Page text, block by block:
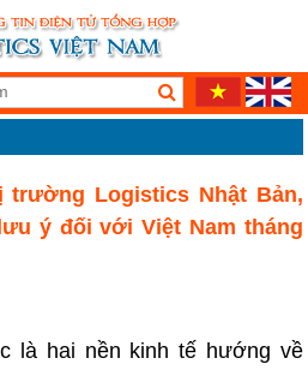
trường Logistics Nhật Bản,
ý đối với Việt Nam tháng
là hai nền kinh tế hướng về